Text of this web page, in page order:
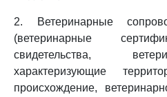
2. Ветеринарные
(ветеринарные
свидетельства,
характеризующие
происхождение,